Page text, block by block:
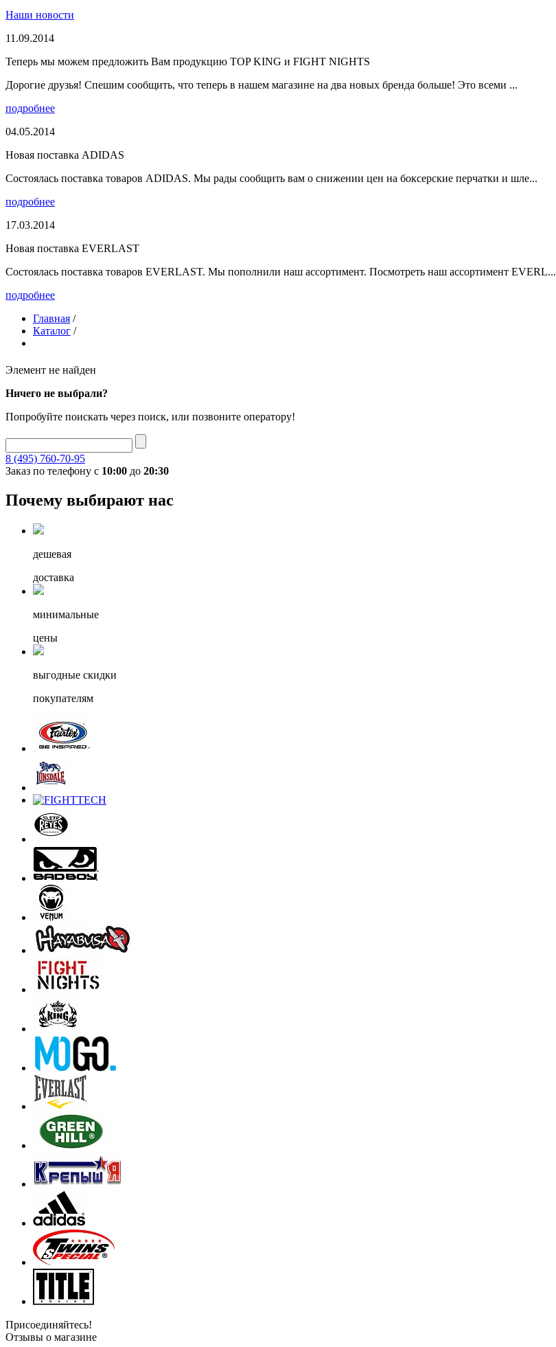
Наши новости
11.09.2014
Теперь мы можем предложить Вам продукцию TOP KING и FIGHT NIGHTS
Дорогие друзья! Спешим сообщить, что теперь в нашем магазине на два новых бренда больше! Это всеми ...
подробнее
04.05.2014
Новая поставка ADIDAS
Состоялась поставка товаров ADIDAS. Мы рады сообщить вам о снижении цен на боксерские перчатки и шле...
подробнее
17.03.2014
Новая поставка EVERLAST
Состоялась поставка товаров EVERLAST. Мы пополнили наш ассортимент. Посмотреть наш ассортимент EVERL...
подробнее
Главная /
Каталог /
Элемент не найден
Ничего не выбрали?
Попробуйте поискать через поиск, или позвоните оператору!
8 (495) 760-70-95
Заказ по телефону с 10:00 до 20:30
Почему выбирают нас
дешевая
доставка
минимальные
цены
выгодные скидки
покупателям
Присоединяйтесь!
Отзывы о магазине